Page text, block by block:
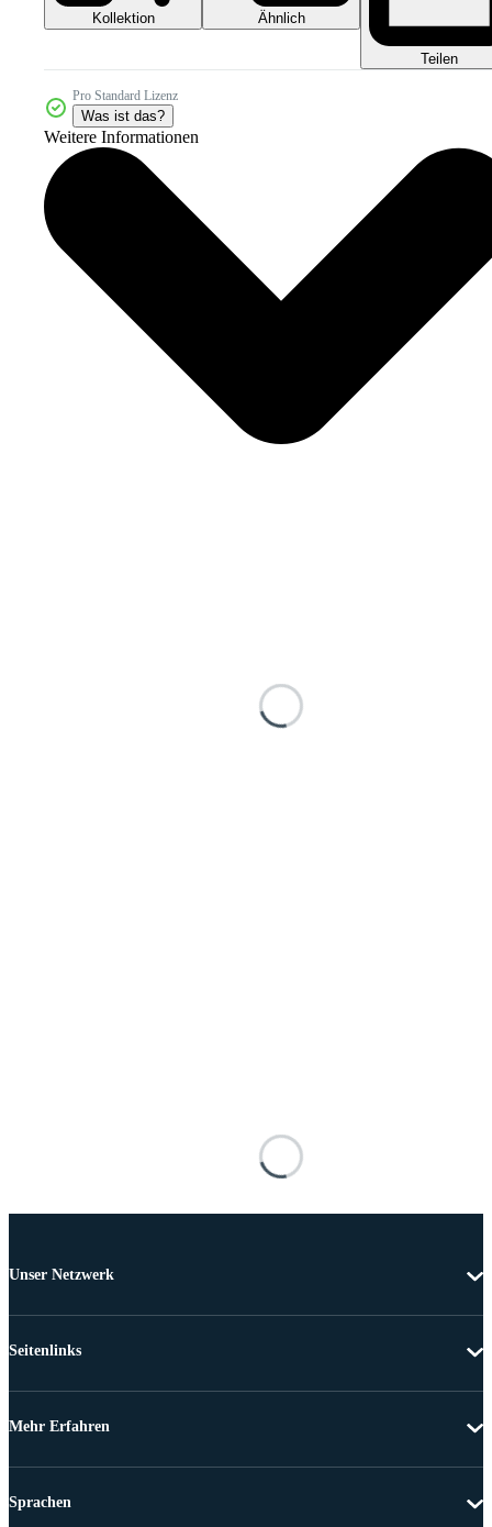
Kollektion Ähnlich
Teilen
Pro Standard Lizenz
Was ist das?
Weitere Informationen
Unser Netzwerk
Seitenlinks
Mehr Erfahren
Sprachen